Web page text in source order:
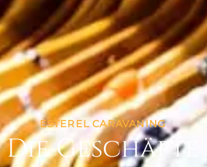
ESTEREL CARAVANING
Die Geschäfte